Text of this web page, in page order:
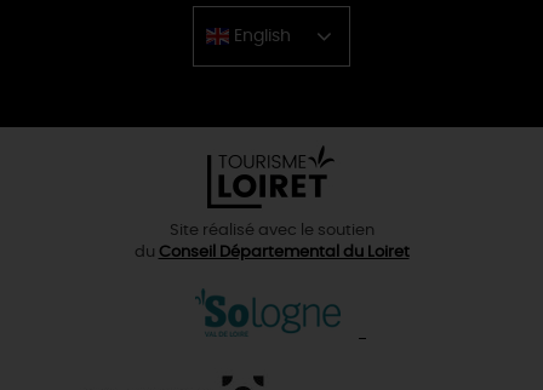
English
Chinese
Site réalisé avec le soutien
du Conseil Départemental du Loiret